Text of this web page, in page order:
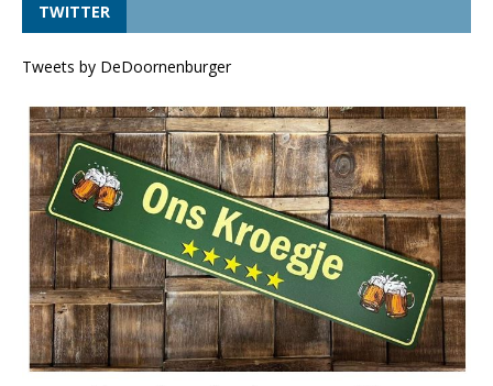
TWITTER
Tweets by DeDoornenburger